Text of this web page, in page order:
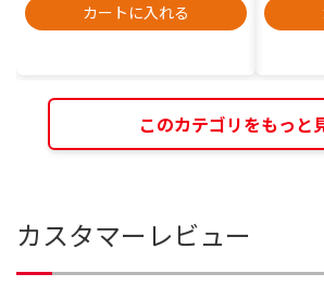
カートに入れる
このカテゴリをもっと
カスタマーレビュー